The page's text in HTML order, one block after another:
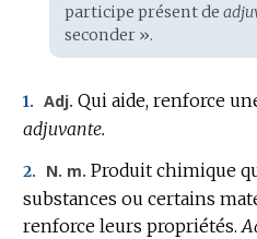
participe présent de
seconder ».
1. Adj. Qui aide, renforce
adjuvante.
2. N. m. Produit chimique
substances ou certains
renforce leurs propriétés.